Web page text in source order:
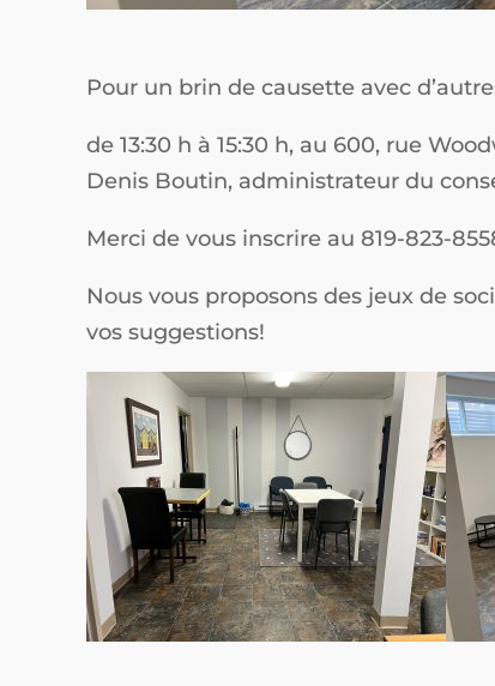
Pour un brin de causette avec
de 13:30 h à 15:30 h, au 600, rue
Denis Boutin, administrateur du
Merci de vous inscrire au 819-823-
Nous vous proposons des jeux de
vos suggestions!